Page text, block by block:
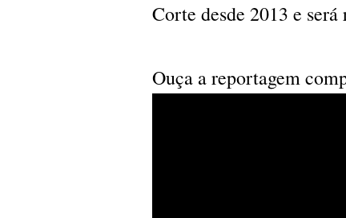
Corte desde 2013 e
Ouça a reportagem